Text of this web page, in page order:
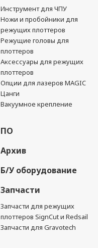
Инструмент для ЧПУ
Ножи и пробойники для
режущих плоттеров
Режущие головы для
плоттеров
Аксессуары для режущих
плоттеров
Опции для лазеров MAGIC
Цанги
Вакуумное крепление
ПО
Архив
Б/У оборудование
Запчасти
Запчасти для режущих
плоттеров SignCut и Redsail
Запчасти для Gravotech